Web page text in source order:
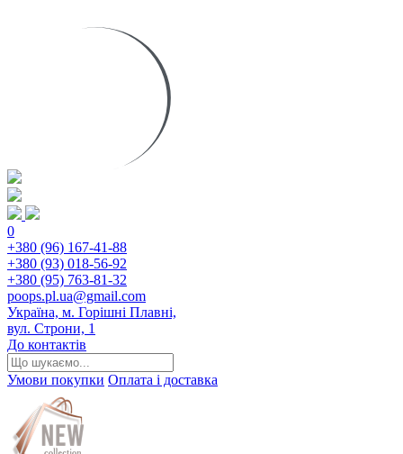
0
+380 (96) 167-41-88
+380 (93) 018-56-92
+380 (95) 763-81-32
poops.pl.ua@gmail.com
Україна, м. Горішні Плавні,
вул. Строни, 1
До контактів
Умови покупки Оплата і доставка